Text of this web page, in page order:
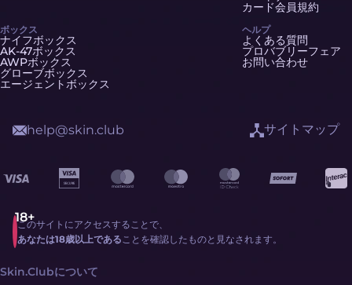
ボックス
ナイフボックス
AK-47ボックス
AWPボックス
グローブボックス
エージェントボックス
カード会員規約
ヘルプ
よくある質問
プロバブリーフェア
お問い合わせ
このサイトにアクセスすることで、
あなたは18歳以上であることを確認したものと見なされます。
help@skin.club サイトマップ
Skin.Clubについて